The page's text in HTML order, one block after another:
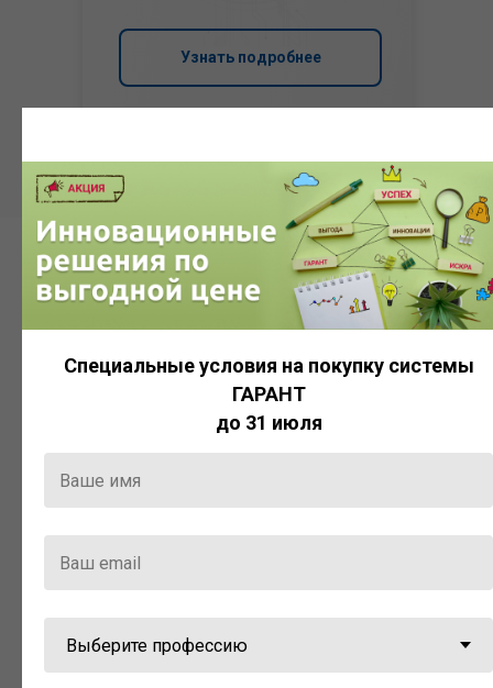
Узнать подробнее
Компания «Гарант» стала
победителем премии «Время
Система
ГАРАНТ
Актуальная правовая информация
и инструменты для максимально
эффективной работы с ней.
Специальные условия на покупку системы
ГАРАНТ
до 31 июля